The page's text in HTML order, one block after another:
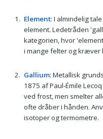
Element: I almindelig
element. Ledetråden
kategorien, hvor
i mange felter og kræver
Gallium: Metallisk
1875 af Paul-Émile
ved frost, men smelter
ofte dråber i hånden.
isotoper og termometre.